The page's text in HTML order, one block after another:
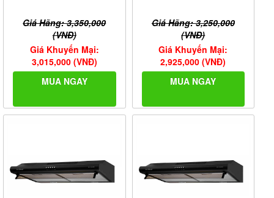
Giá Hãng: 3,350,000
(VNĐ)
Giá Khuyến Mại:
3,015,000 (VNĐ)
MUA NGAY
Giá Hãng: 3,250,000
(VNĐ)
Giá Khuyến Mại:
2,925,000 (VNĐ)
MUA NGAY